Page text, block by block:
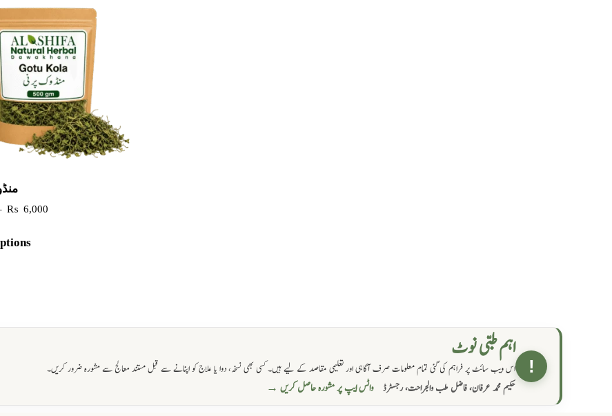
₨ 6,000
!
اہم طبی نوٹ
اس ویب سائٹ پر فراہم کی گئی تمام معلومات صرف آگاہی اور تعلیمی مقاصد کے لیے ہیں۔ کسی بھی نسخہ، دوا یا علاج کو اپنانے سے قبل مستند معالج سے مشورہ ضرور کریں۔
حکیم محمد عرفان، فاضل طب والجراحت، رجسٹرڈ واٹس ایپ پر مشورہ حاصل کریں →